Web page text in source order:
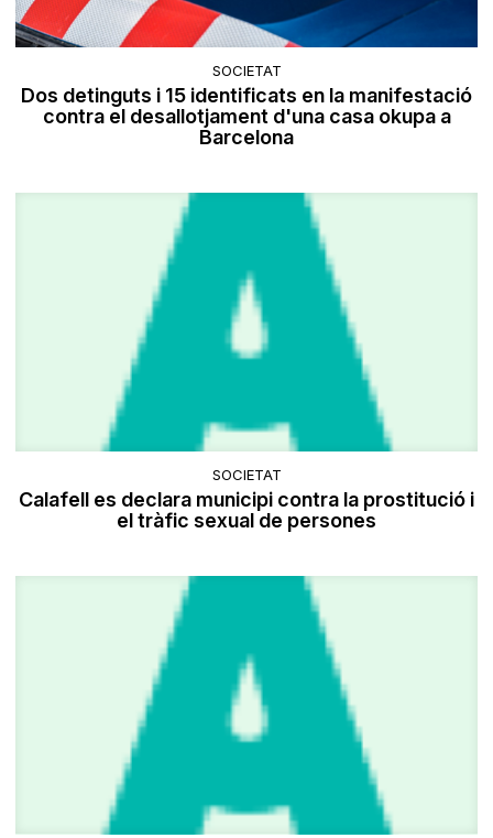
SOCIETAT
Dos detinguts i 15 identificats en la manifestació
contra el desallotjament d'una casa okupa a
Barcelona
SOCIETAT
Calafell es declara municipi contra la prostitució i
el tràfic sexual de persones